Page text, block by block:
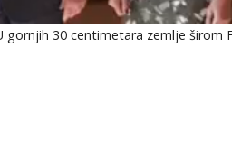
30 centimetara zemlje širom